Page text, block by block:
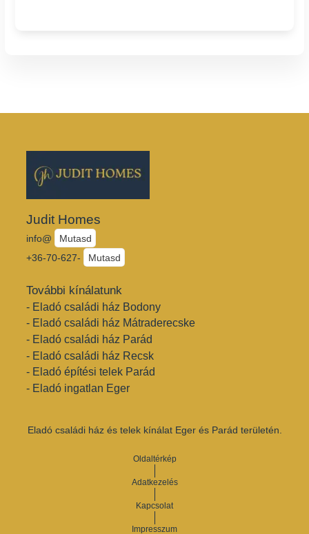
Judit Homes
info@
Mutasd
+36-70-627-
Mutasd
További kínálatunk
- Eladó családi ház Bodony
- Eladó családi ház Mátraderecske
- Eladó családi ház Parád
- Eladó családi ház Recsk
- Eladó építési telek Parád
- Eladó ingatlan Eger
Eladó családi ház és telek kínálat Eger és Parád területén.
Oldaltérkép
Adatkezelés
Kapcsolat
Impresszum